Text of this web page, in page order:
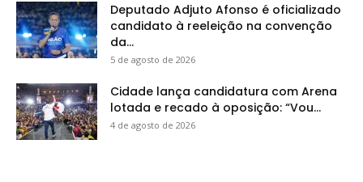
Deputado Adjuto Afonso é oficializado
candidato à reeleição na convenção
da...
5 de agosto de 2026
Cidade lança candidatura com Arena
lotada e recado à oposição: “Vou...
4 de agosto de 2026